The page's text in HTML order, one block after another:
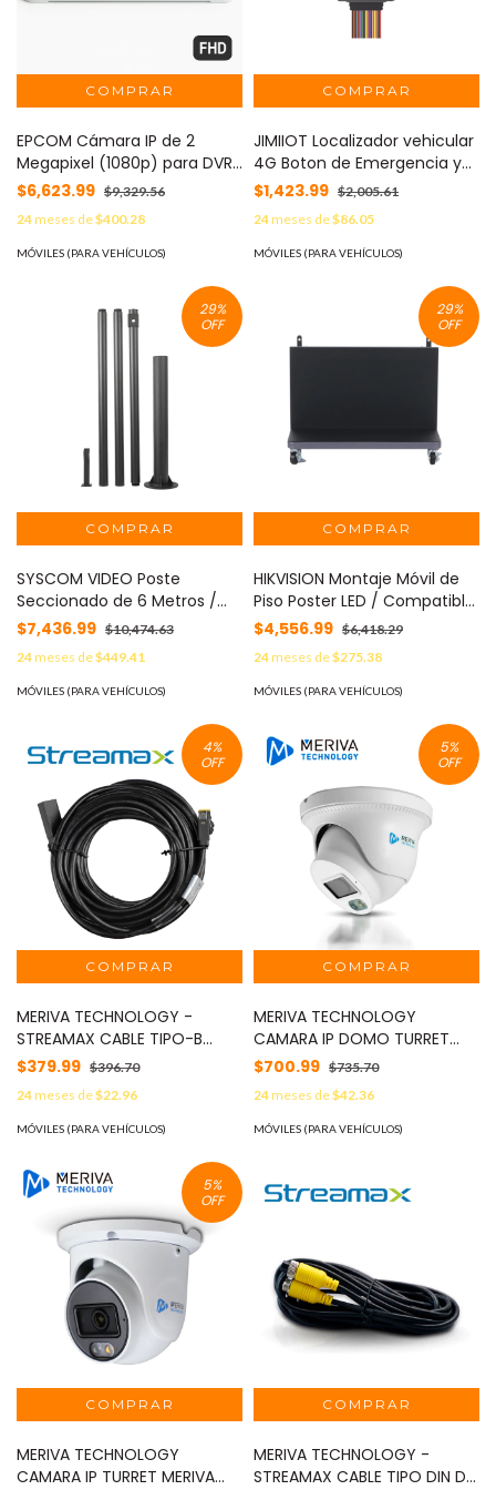
EPCOM Cámara IP de 2
Megapixel (1080p) para DVRs
Móviles XMR EPCOM /
Solución para el Conteo de
Personas MOD: XMRP3DV3
$6,623.99 $9,329.56
24meses de$400.28
MÓVILES (PARA VEHÍCULOS)
JIMIIOT Localizador vehicular
4G Boton de Emergencia y
Relevador incluidos /
detección de apertura de
puertas / multiples salidas
digitales / compatible con
combustible MOD: VL802
$1,423.99 $2,005.61
24meses de$86.05
MÓVILES (PARA VEHÍCULOS)
29%
OFF
SYSCOM VIDEO Poste
Seccionado de 6 Metros /
Especializado para la
Instalación de
Videovigilancia / Incluye
Base de Cimentación y
XGAPOLE6M/A
$7,436.99 $10,474.63
24meses de$449.41
MÓVILES (PARA VEHÍCULOS)
29%
OFF
HIKVISION Montaje Móvil de
Piso Poster LED / Compatible
con DS-D4215MI-070H(B)
MOD: DS-D44ZJ-CMF/FS
$4,556.99 $6,418.29
24meses de$275.38
MÓVILES (PARA VEHÍCULOS)
4%
OFF
MERIVA TECHNOLOGY -
STREAMAX CABLE TIPO-B
MERIVA STREAMAX M4PIN 7M
/ COMPATIBLE CON CAMARA
MCA20D ADAS MOD: M4PIN
7M
$379.99 $396.70
24meses de$22.96
MÓVILES (PARA VEHÍCULOS)
5%
OFF
MERIVA TECHNOLOGY
CAMARA IP DOMO TURRET
MERIVA TECHNOLOGY MTD-
404D / 4 MP / H.265+ /
2.8MM / ILUMINACION DUAL
(20 - 30 M IR / 10 - 20 M LUZ
MICROFONO INTEGRADO /
CRUCE DE LINEA MOD: MTD-
404D
$700.99 $735.70
24meses de$42.36
MÓVILES (PARA VEHÍCULOS)
5%
OFF
MERIVA TECHNOLOGY
CAMARA IP TURRET MERIVA
MERIVA TECHNOLOGY -
STREAMAX CABLE TIPO DIN DE